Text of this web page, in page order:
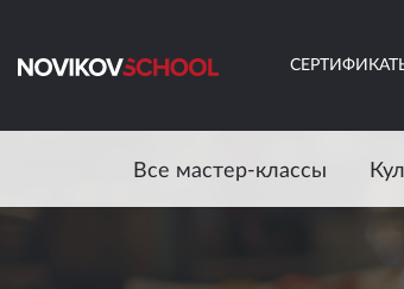
Все мастер-классы